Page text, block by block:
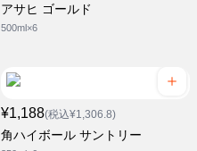
アサヒ ゴールド
500ml×6
¥1,188(税込¥1,306.8)
角ハイボール サントリー